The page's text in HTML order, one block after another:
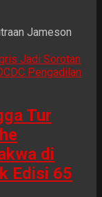
Jameson
Tur
di
Edisi 65